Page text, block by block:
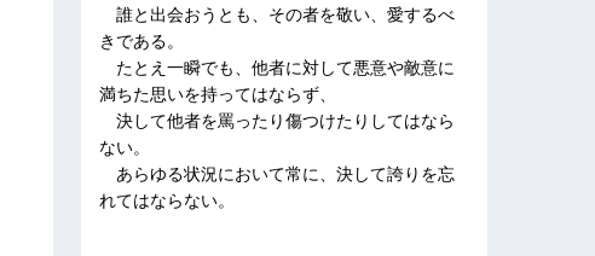
誰と出会おうとも、その者を敬い、愛するべ
きである。
たとえ一瞬でも、他者に対して悪意や敵意に
満ちた思いを持ってはならず、
決して他者を罵ったり傷つけたりしてはなら
ない。
あらゆる状況において常に、決して誇りを忘
れてはならない。